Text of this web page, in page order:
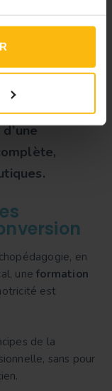
le site
reconnue par
bien que le
en
uneformation
est
de la
sans pour